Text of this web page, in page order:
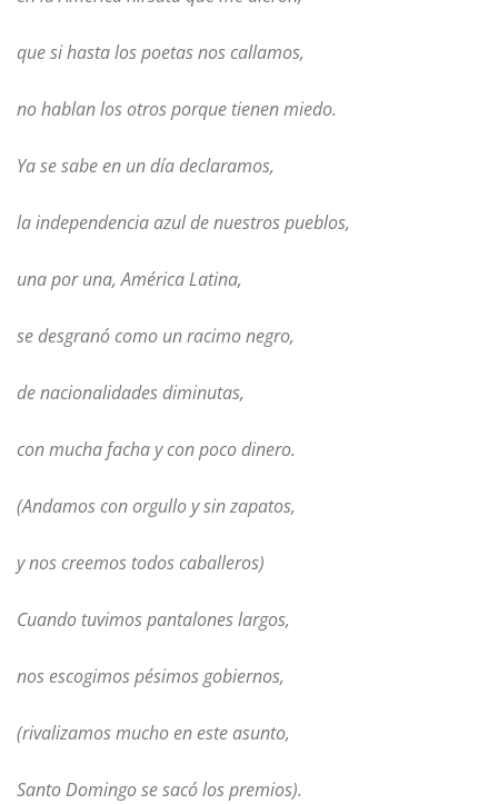
que si hasta los poetas nos callamos,
no hablan los otros porque tienen miedo.
Ya se sabe en un día declaramos,
la independencia azul de nuestros pueblos,
una por una, América Latina,
se desgranó como un racimo negro,
de nacionalidades diminutas,
con mucha facha y con poco dinero.
(Andamos con orgullo y sin zapatos,
y nos creemos todos caballeros)
Cuando tuvimos pantalones largos,
nos escogimos pésimos gobiernos,
(rivalizamos mucho en este asunto,
Santo Domingo se sacó los premios).